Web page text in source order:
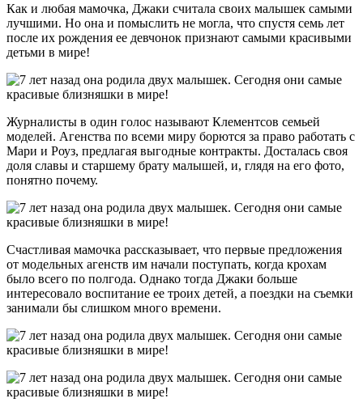
Как и любая мамочка, Джаки считала своих малышек самыми
лучшими. Но она и помыслить не могла, что спустя семь лет
после их рождения ее девчонок признают самыми красивыми
детьми в мире!
Журналисты в один голос называют Клементсов семьей
моделей. Агенства по всеми миру борются за право работать с
Мари и Роуз, предлагая выгодные контракты. Досталась своя
доля славы и старшему брату малышей, и, глядя на его фото,
понятно почему.
Счастливая мамочка рассказывает, что первые предложения
от модельных агенств им начали поступать, когда крохам
было всего по полгода. Однако тогда Джаки больше
интересовало воспитание ее троих детей, а поездки на съемки
занимали бы слишком много времени.